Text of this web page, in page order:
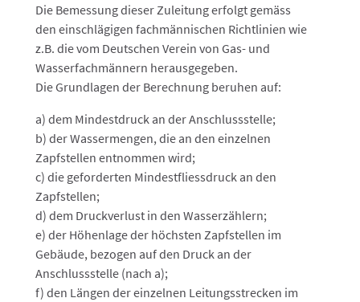
Die Bemessung dieser Zuleitung erfolgt gemäss
den einschlägigen fachmännischen Richtlinien wie
z.B. die vom Deutschen Verein von Gas- und
Wasserfachmännern herausgegeben.
Die Grundlagen der Berechnung beruhen auf:
a) dem Mindestdruck an der Anschlussstelle;
b) der Wassermengen, die an den einzelnen
Zapfstellen entnommen wird;
c) die geforderten Mindestfliessdruck an den
Zapfstellen;
d) dem Druckverlust in den Wasserzählern;
e) der Höhenlage der höchsten Zapfstellen im
Gebäude, bezogen auf den Druck an der
Anschlussstelle (nach a);
f) den Längen der einzelnen Leitungsstrecken im